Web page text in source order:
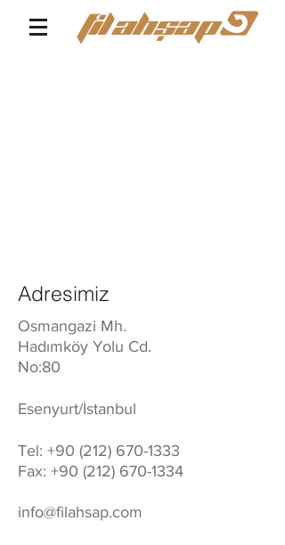
Osmangazi Mh.
Hadımköy Yolu Cd.
No:80
Esenyurt/İstanbul
Tel: +90 (212) 670-1333
Fax: +90 (212) 670-1334
info@filahsap.com
Adresimiz